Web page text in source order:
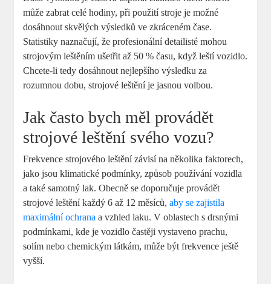
může zabrat celé hodiny, při ‍použití stroje je ​možné
dosáhnout skvělých​ výsledků ve zkráceném čase.
Statistiky naznačují, že profesionální detailisté mohou⁣
strojovým⁢ leštěním ušetřit až 50 % času, když leští vozidlo.‍
Chcete-li tedy ​dosáhnout nejlepšího výsledku za
rozumnou dobu, strojové leštění je jasnou volbou.
Jak často bych měl provádět
strojové leštění ⁤svého vozu?
Frekvence strojového leštění závisí​ na‌ několika faktorech,
‍jako jsou‌ klimatické ‌podmínky, způsob‌ používání vozidla
a také‍ samotný ⁤lak. Obecně ​se doporučuje provádět
strojové leštění každý 6 až 12 měsíců,aby se zajistila
maximální ochrana a vzhled laku. V oblastech s drsnými
⁢podmínkami, kde‍ je vozidlo častěji⁢ vystaveno ​prachu,
solím nebo ⁢chemickým látkám, může být⁣ frekvence ještě
⁤vyšší.